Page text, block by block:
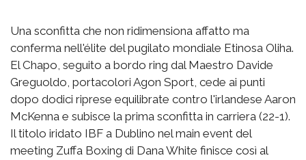
Una sconfitta che non ridimensiona affatto ma
conferma nell'élite del pugilato mondiale Etinosa Oliha.
El Chapo, seguito a bordo ring dal Maestro Davide
Greguoldo, portacolori Agon Sport, cede ai punti
dopo dodici riprese equilibrate contro l'irlandese Aaron
McKenna e subisce la prima sconfitta in carriera (22-1).
Il titolo iridato IBF a Dublino nel main event del
meeting Zuffa Boxing di Dana White finisce così al